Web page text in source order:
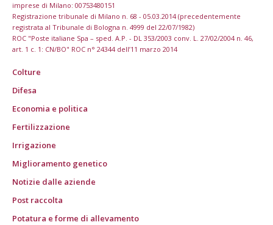
imprese di Milano: 00753480151
Registrazione tribunale di Milano n. 68 - 05.03.2014 (precedentemente
registrata al Tribunale di Bologna n. 4999 del 22/07/1982)
ROC "Poste italiane Spa – sped. A.P. - DL 353/2003 conv. L. 27/02/2004 n. 46,
art. 1 c. 1: CN/BO" ROC n° 24344 dell’11 marzo 2014
Colture
Difesa
Economia e politica
Fertilizzazione
Irrigazione
Miglioramento genetico
Notizie dalle aziende
Post raccolta
Potatura e forme di allevamento